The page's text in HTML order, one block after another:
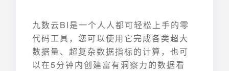
九数云BI是一个人人都可轻松上手的零
代码工具，您可以使用它完成各类超大
数据量、超复杂数据指标的计算，也可
以在5分钟内创建富有洞察力的数据看